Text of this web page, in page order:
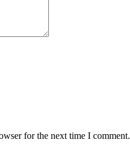
for the next time I comment.